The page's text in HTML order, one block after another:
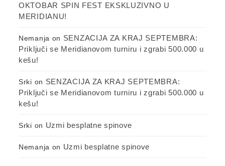
OKTOBAR SPIN FEST EKSKLUZIVNO U
MERIDIANU!
Nemanja on SENZACIJA ZA KRAJ SEPTEMBRA:
Priključi se Meridianovom turniru i zgrabi 500.000 u
kešu!
Srki on SENZACIJA ZA KRAJ SEPTEMBRA:
Priključi se Meridianovom turniru i zgrabi 500.000 u
kešu!
Srki on Uzmi besplatne spinove
Nemanja on Uzmi besplatne spinove